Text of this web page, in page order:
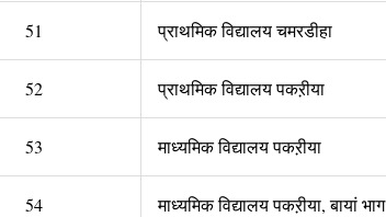
51 प्राथमिक विद्यालय चमरडीहा
52 प्राथमिक विद्यालय पकऱीया
53 माध्यमिक विद्यालय पकऱीया
54 माध्यमिक विद्यालय पकऱीया, बायां भाग